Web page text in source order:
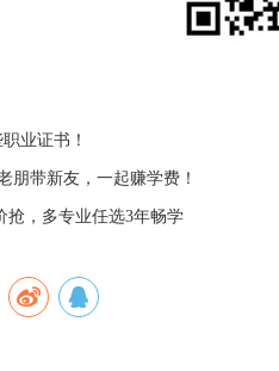
业证书！
朋带新友，一起赚学费！
抢，多专业任选3年畅学